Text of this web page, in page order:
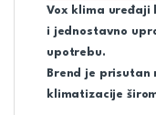
Vox klima uređaji
i jednostavno
upotrebu.
Brend je prisutan
klimatizacije